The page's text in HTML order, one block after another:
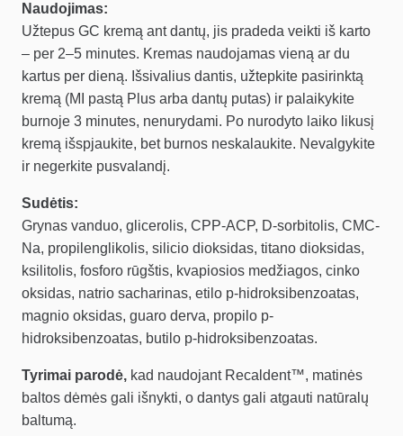
Naudojimas:
Užtepus GC kremą ant dantų, jis pradeda veikti iš karto
– per 2–5 minutes. Kremas naudojamas vieną ar du
kartus per dieną. Išsivalius dantis, užtepkite pasirinktą
kremą (MI pastą Plus arba dantų putas) ir palaikykite
burnoje 3 minutes, nenurydami. Po nurodyto laiko likusį
kremą išspjaukite, bet burnos neskalaukite. Nevalgykite
ir negerkite pusvalandį.
Sudėtis:
Grynas vanduo, glicerolis, CPP-ACP, D-sorbitolis, CMC-
Na, propilenglikolis, silicio dioksidas, titano dioksidas,
ksilitolis, fosforo rūgštis, kvapiosios medžiagos, cinko
oksidas, natrio sacharinas, etilo p-hidroksibenzoatas,
magnio oksidas, guaro derva, propilo p-
hidroksibenzoatas, butilo p-hidroksibenzoatas.
Tyrimai parodė, kad naudojant Recaldent™, matinės
baltos dėmės gali išnykti, o dantys gali atgauti natūralų
baltumą.